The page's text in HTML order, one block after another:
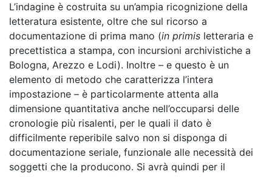
L’indagine è costruita su un’ampia ricognizione della
letteratura esistente, oltre che sul ricorso a
documentazione di prima mano (in primis letteraria e
precettistica a stampa, con incursioni archivistiche a
Bologna, Arezzo e Lodi). Inoltre – e questo è un
elemento di metodo che caratterizza l’intera
impostazione – è particolarmente attenta alla
dimensione quantitativa anche nell’occuparsi delle
cronologie più risalenti, per le quali il dato è
difficilmente reperibile salvo non si disponga di
documentazione seriale, funzionale alle necessità dei
soggetti che la producono. Si avrà quindi per il